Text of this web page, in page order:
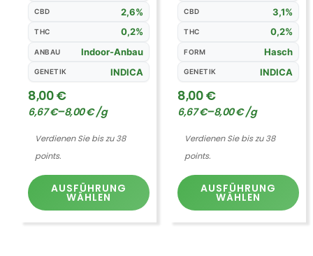
CBD 2,6%
THC 0,2%
ANBAU Indoor-Anbau
GENETIK INDICA
8,00€
6,67€–8,00€ /g
Verdienen Sie bis zu 38
points.
AUSFÜHRUNG
WÄHLEN
werdenCBD 3,1%
THC 0,2%
FORM Hasch
GENETIK INDICA
8,00€
6,67€–8,00€ /g
Verdienen Sie bis zu 38
points.
AUSFÜHRUNG
WÄHLEN